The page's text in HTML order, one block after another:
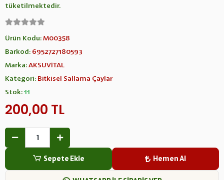
tüketilmektedir.
Ürün Kodu:M00358
Barkod: 6952727180593
Marka:AKSUVİTAL
Kategori: Bitkisel Sallama Çaylar
Stok:11
200,00 TL
Sepete Ekle Hemen Al